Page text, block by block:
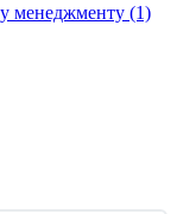
менеджменту (1)